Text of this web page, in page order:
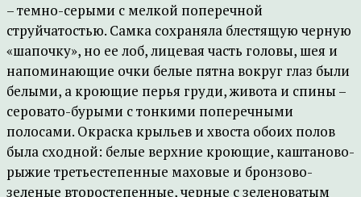
– темно-серыми с мелкой поперечной
струйчатостью. Самка сохраняла блестящую черную
«шапочку», но ее лоб, лицевая часть головы, шея и
напоминающие очки белые пятна вокруг глаз были
белыми, а кроющие перья груди, живота и спины –
серовато-бурыми с тонкими поперечными
полосами. Окраска крыльев и хвоста обоих полов
была сходной: белые верхние кроющие, каштаново-
рыжие третьестепенные маховые и бронзово-
зеленые второстепенные, черные с зеленоватым